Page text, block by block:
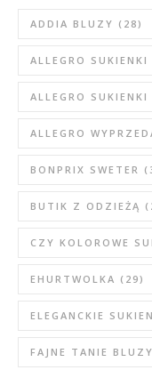
ADDIA BLUZY (28)
ALLEGRO
ALLEGRO
ALLEGRO
BONPRIX SWETER
BUTIK Z ODZIEŻĄ
CZY KOLOROWE
EHURTWOLKA (29)
ELEGANCKIE
FAJNE TANIE